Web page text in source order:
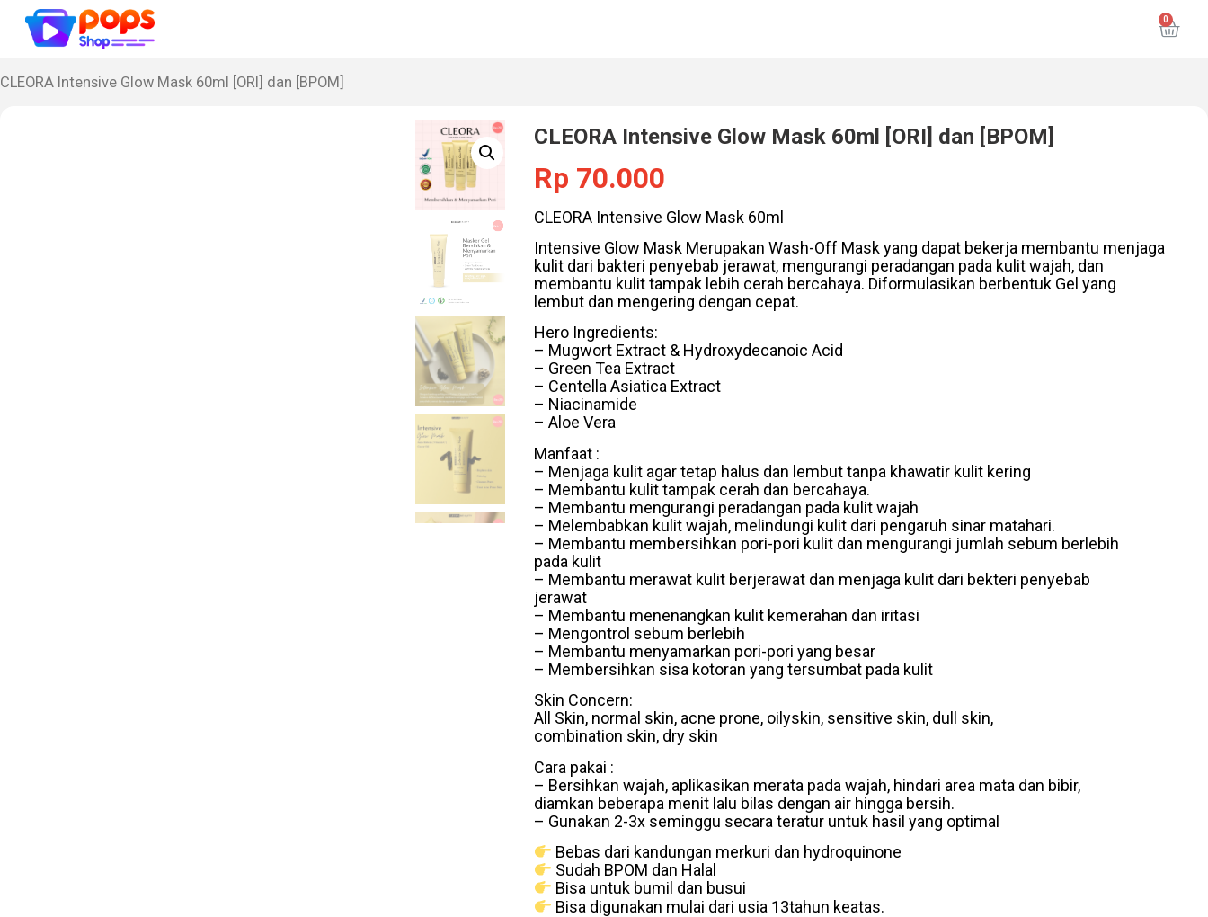
CLEORA Intensive Glow Mask 60ml [ORI] dan [BPOM]
CLEORA Intensive Glow Mask 60ml [ORI] dan [BPOM]
Rp 70.000
CLEORA Intensive Glow Mask 60ml
Intensive Glow Mask Merupakan Wash-Off Mask yang dapat bekerja membantu menjaga
kulit dari bakteri penyebab jerawat, mengurangi peradangan pada kulit wajah, dan
membantu kulit tampak lebih cerah bercahaya. Diformulasikan berbentuk Gel yang
lembut dan mengering dengan cepat.
Hero Ingredients:
– Mugwort Extract & Hydroxydecanoic Acid
– Green Tea Extract
– Centella Asiatica Extract
– Niacinamide
– Aloe Vera
Manfaat :
– Menjaga kulit agar tetap halus dan lembut tanpa khawatir kulit kering
– Membantu kulit tampak cerah dan bercahaya.
– Membantu mengurangi peradangan pada kulit wajah
– Melembabkan kulit wajah, melindungi kulit dari pengaruh sinar matahari.
– Membantu membersihkan pori-pori kulit dan mengurangi jumlah sebum berlebih
pada kulit
– Membantu merawat kulit berjerawat dan menjaga kulit dari bekteri penyebab
jerawat
– Membantu menenangkan kulit kemerahan dan iritasi
– Mengontrol sebum berlebih
– Membantu menyamarkan pori-pori yang besar
– Membersihkan sisa kotoran yang tersumbat pada kulit
Skin Concern:
All Skin, normal skin, acne prone, oilyskin, sensitive skin, dull skin,
combination skin, dry skin
Cara pakai :
– Bersihkan wajah, aplikasikan merata pada wajah, hindari area mata dan bibir,
diamkan beberapa menit lalu bilas dengan air hingga bersih.
– Gunakan 2-3x seminggu secara teratur untuk hasil yang optimal
Bebas dari kandungan merkuri dan hydroquinone
Sudah BPOM dan Halal
Bisa untuk bumil dan busui
Bisa digunakan mulai dari usia 13tahun keatas.